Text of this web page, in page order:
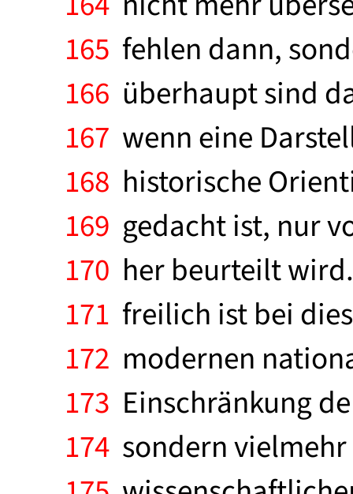
165 fehlen dann,
166 überhaupt sind
167 wenn eine
168 historische
169 gedacht ist, nur
170 her beurteilt
171 freilich ist bei
172 modernen
173 Einschränkung
174 sondern